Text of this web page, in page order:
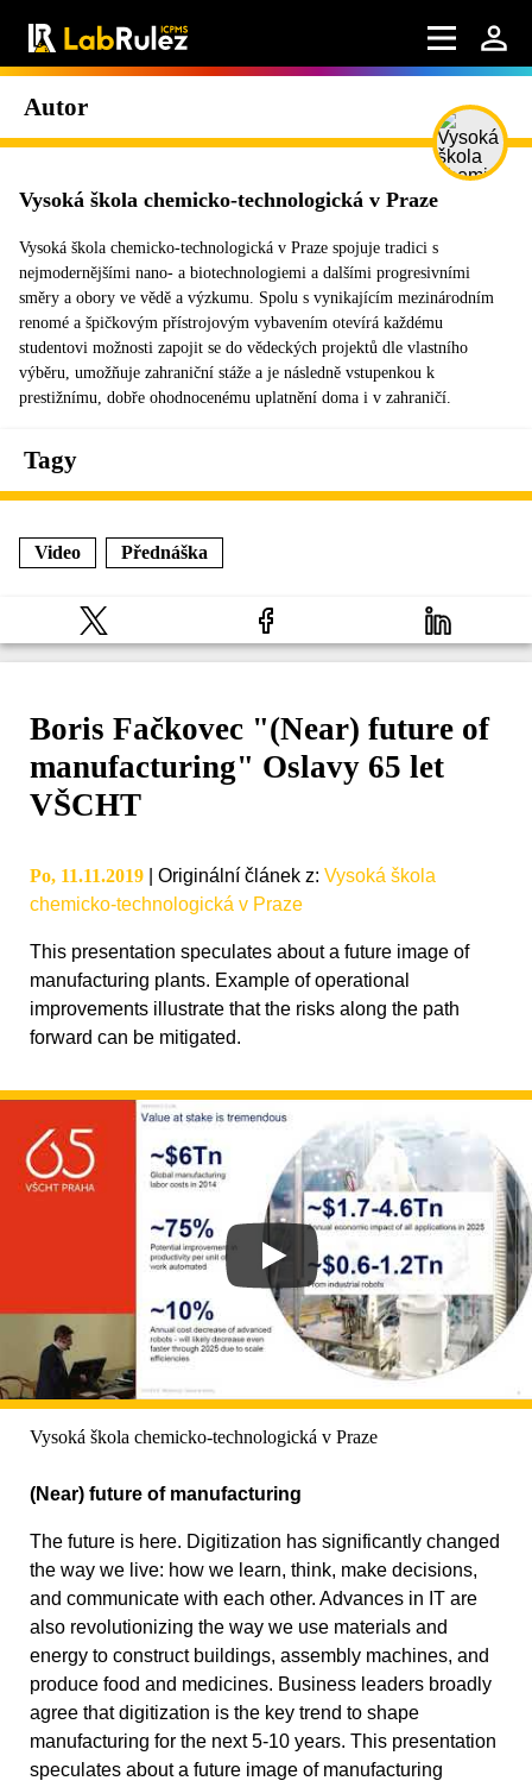
Autor
Vysoká škola chemicko-technologická v Praze
Vysoká škola chemicko-technologická v Praze spojuje tradici s
nejmodernějšími nano- a biotechnologiemi a dalšími progresivními
směry a obory ve vědě a výzkumu. Spolu s vynikajícím mezinárodním
renomé a špičkovým přístrojovým vybavením otevírá každému
studentovi možnosti zapojit se do vědeckých projektů dle vlastního
výběru, umožňuje zahraniční stáže a je následně vstupenkou k
prestižnímu, dobře ohodnocenému uplatnění doma i v zahraničí.
Tagy
Video Přednáška
Boris Fačkovec "(Near) future of
manufacturing" Oslavy 65 let
VŠCHT
Po, 11.11.2019 Originální článek z: Vysoká škola
chemicko-technologická v Praze
This presentation speculates about a future image of
manufacturing plants. Example of operational
improvements illustrate that the risks along the path
forward can be mitigated.
Vysoká škola chemicko-technologická v Praze
(Near) future of manufacturing
The future is here. Digitization has significantly changed
the way we live: how we learn, think, make decisions,
and communicate with each other. Advances in IT are
also revolutionizing the way we use materials and
energy to construct buildings, assembly machines, and
produce food and medicines. Business leaders broadly
agree that digitization is the key trend to shape
manufacturing for the next 5-10 years. This presentation
speculates about a future image of manufacturing